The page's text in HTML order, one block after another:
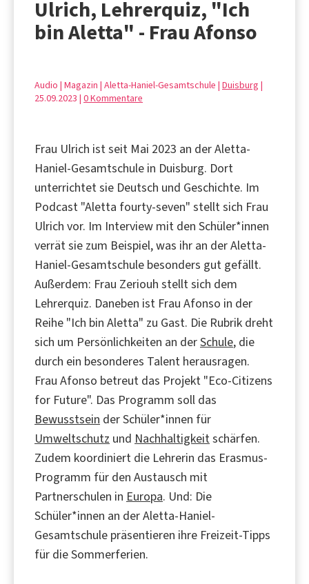
Ulrich, Lehrerquiz, "Ich
bin Aletta" - Frau Afonso
Audio | Magazin | Aletta-Haniel-Gesamtschule | Duisburg |
25.09.2023 | 0 Kommentare
Frau Ulrich ist seit Mai 2023 an der Aletta-
Haniel-Gesamtschule in Duisburg. Dort
unterrichtet sie Deutsch und Geschichte. Im
Podcast "Aletta fourty-seven" stellt sich Frau
Ulrich vor. Im Interview mit den Schüler*innen
verrät sie zum Beispiel, was ihr an der Aletta-
Haniel-Gesamtschule besonders gut gefällt.
Außerdem: Frau Zeriouh stellt sich dem
Lehrerquiz. Daneben ist Frau Afonso in der
Reihe "Ich bin Aletta" zu Gast. Die Rubrik dreht
sich um Persönlichkeiten an derSchule, die
durch ein besonderes Talent herausragen.
Frau Afonso betreut das Projekt "Eco-Citizens
for Future". Das Programm soll das
Bewusstsein der Schüler*innen für
Umweltschutz und Nachhaltigkeitschärfen.
Zudem koordiniert die Lehrerin das Erasmus-
Programm für den Austausch mit
Partnerschulen in Europa. Und: Die
Schüler*innen an der Aletta-Haniel-
Gesamtschule präsentieren ihre Freizeit-Tipps
für die Sommerferien.